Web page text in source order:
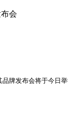
会
发布会将于今日